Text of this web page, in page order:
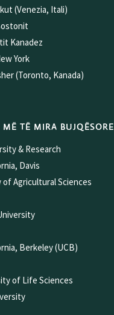
(Venezia, Itali)
Kanadez
York
(Toronto, Kanada)
TË MIRA BUJQËSORE
& Research
Davis
Agricultural Sciences
Berkeley (UCB)
of Life Sciences